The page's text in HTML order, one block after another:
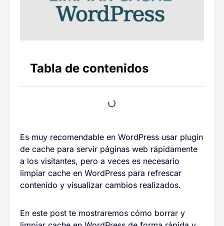
Tabla de contenidos
Es muy recomendable en WordPress usar plugin
de cache para servir páginas web rápidamente
a los visitantes, pero a veces es necesario
limpiar cache en WordPress para refrescar
contenido y visualizar cambios realizados.
En este post te mostraremos cómo borrar y